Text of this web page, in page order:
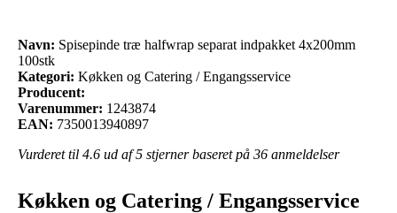
Navn: Spisepinde træ halfwrap separat indpakket 4x200mm
100stk
Kategori: Køkken og Catering / Engangsservice
Producent:
Varenummer: 1243874
EAN: 7350013940897
Vurderet til 4.6 ud af 5 stjerner baseret på 36 anmeldelser
Køkken og Catering / Engangsservice